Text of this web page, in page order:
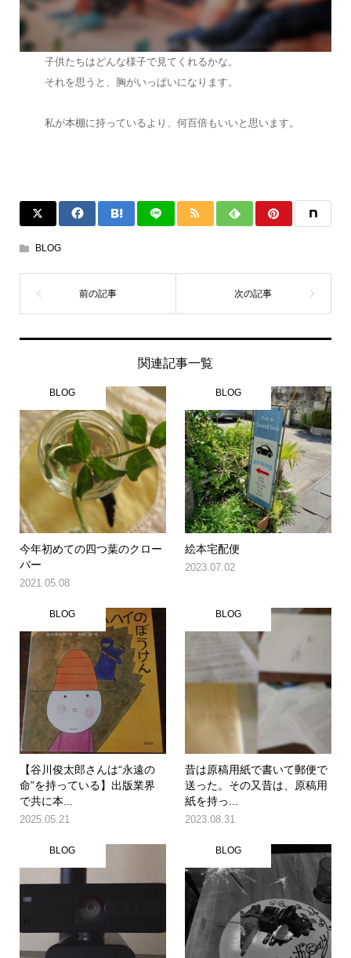
子供たちはどんな様子で見てくれるかな。
それを思うと、胸がいっぱいになります。
私が本棚に持っているより、何百倍もいいと思います。
BLOG
関連記事一覧
BLOG
今年初めての四つ葉のクロー
バー
2021.05.08
BLOG
絵本宅配便
2023.07.02
BLOG
【谷川俊太郎さんは“永遠の
命”を持っている】出版業界
で共に本...
2025.05.21
BLOG
昔は原稿用紙で書いて郵便で
送った。その又昔は、原稿用
紙を持っ...
2023.08.31
BLOG BLOG